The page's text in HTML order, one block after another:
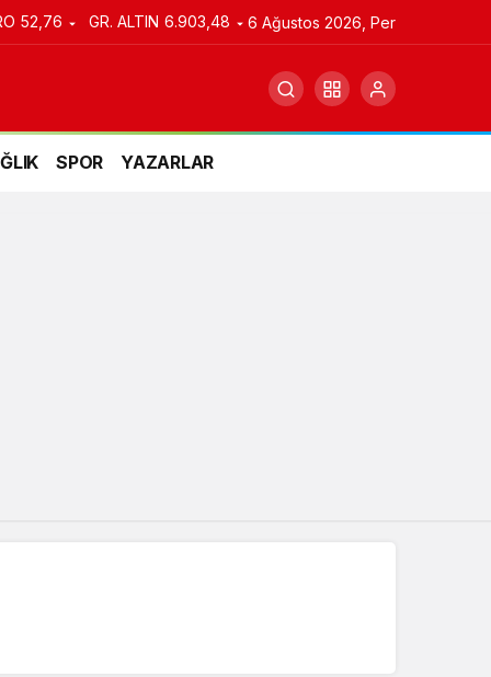
52,76 GR. ALTIN 6.903,48 6 Ağustos 2026, Per
SPOR YAZARLAR